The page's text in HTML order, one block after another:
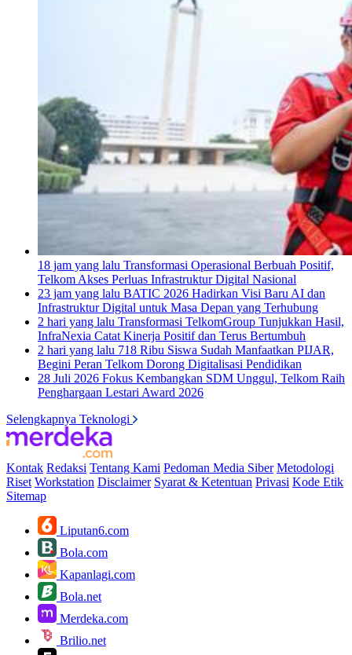
18 jam yang lalu Transformasi Operasional Berbuah Positif,
Telkom Akses Perluas Infrastruktur Digital Nasional
23 jam yang lalu BATIC 2026 Hadirkan Visi Baru AI dan
Infrastruktur Digital untuk Masa Depan yang Terhubung
2 hari yang lalu Transformasi TelkomGroup Tunjukkan Hasil,
InfraNexia Catat Kinerja Positif dan Terus Bertumbuh
2 hari yang lalu 718 Ribu Siswa Sudah Manfaatkan PIJAR,
Begini Peran Telkom Dorong Digitalisasi Pendidikan
28 Juli 2026 Fokus Kembangkan SDM Unggul, Telkom Raih
Penghargaan Lestari Award 2026
Selengkapnya Teknologi
Kontak Redaksi Tentang Kami Pedoman Media Siber Metodologi
Riset Workstation Disclaimer Syarat & Ketentuan Privasi Kode Etik
Sitemap
Liputan6.com
Bola.com
Kapanlagi.com
Bola.net
Merdeka.com
Brilio.net